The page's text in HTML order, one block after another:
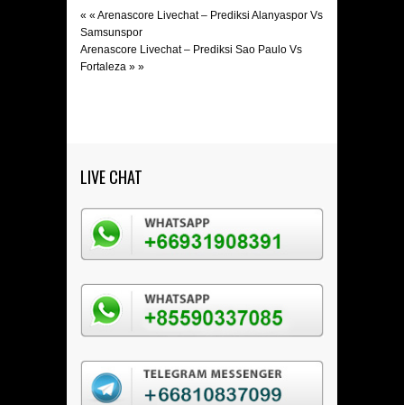
« « Arenascore Livechat – Prediksi Alanyaspor Vs
Samsunspor
Arenascore Livechat – Prediksi Sao Paulo Vs
Fortaleza » »
LIVE CHAT